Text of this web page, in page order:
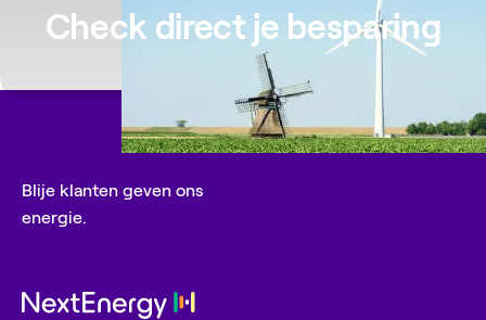
Check direct je besparing
Blije klanten geven ons
energie.